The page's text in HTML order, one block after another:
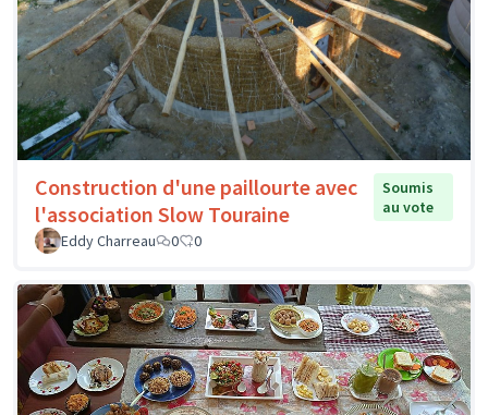
Construction d'une paillourte avec
l'association Slow Touraine
Soumis
au vote
Eddy Charreau
0 0